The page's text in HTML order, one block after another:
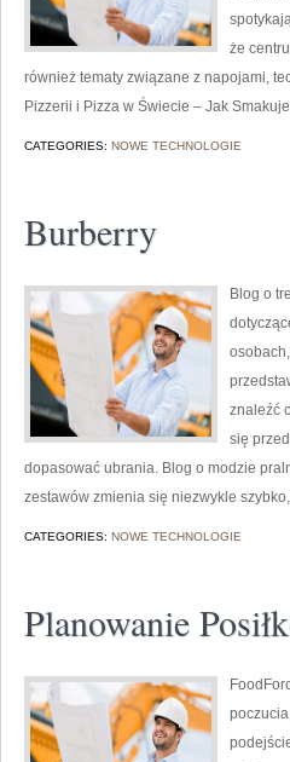
że
również tematy związane z napojami,
Pizzerii i Pizza w Świecie – Jak
CATEGORIES: NOWE TECHNOLOGIE
Burberry
Blog o
znaleźć
się
dopasować ubrania. Blog o modzie
zestawów zmienia się niezwykle
CATEGORIES: NOWE TECHNOLOGIE
Planowanie